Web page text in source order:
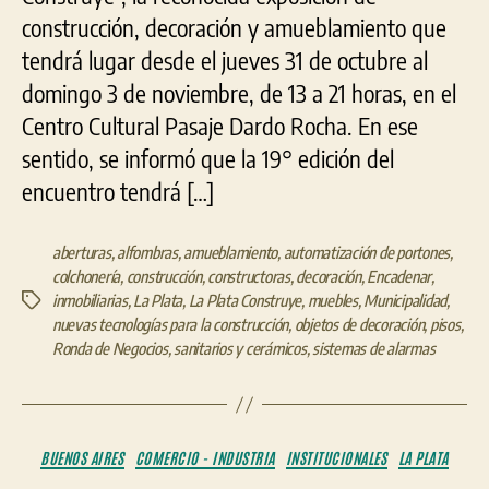
construcción, decoración y amueblamiento que
tendrá lugar desde el jueves 31 de octubre al
domingo 3 de noviembre, de 13 a 21 horas, en el
Centro Cultural Pasaje Dardo Rocha. En ese
sentido, se informó que la 19° edición del
encuentro tendrá […]
Etiquetas
aberturas,alfombras,amueblamiento, automatización de portones,
colchonería, construcción,constructoras,decoración,Encadenar,
inmobiliarias,La Plata, La Plata Construye, muebles,Municipalidad,
nuevas tecnologías para la construcción, objetos de decoración, pisos,
Ronda de Negocios,sanitarios y cerámicos,sistemas de alarmas
Categorías
BUENOS AIRES COMERCIO - INDUSTRIA INSTITUCIONALES LA PLATA